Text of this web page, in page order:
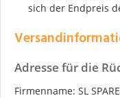
sich der Endpreis
Adresse für die
Firmenname: SL